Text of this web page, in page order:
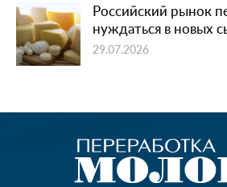
Российский рынок
нуждаться в новых
29.07.2026